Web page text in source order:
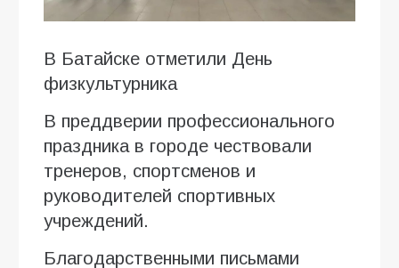
В Батайске отметили День
физкультурника
В преддверии профессионального
праздника в городе чествовали
тренеров, спортсменов и
руководителей спортивных
учреждений.
Благодарственными письмами